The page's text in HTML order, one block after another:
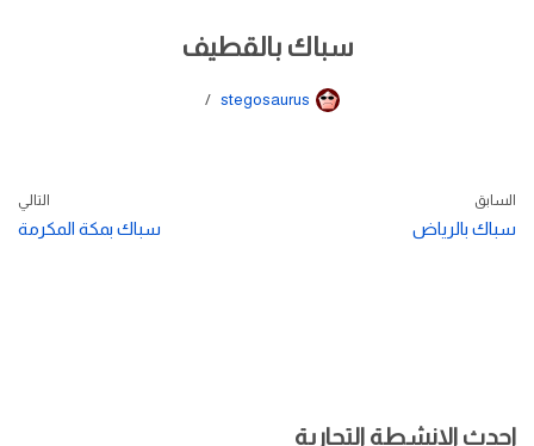
سباك بالقطيف
stegosaurus
السابق
سباك بالرياض
التالي
سباك بمكة المكرمة
احدث الانشطة التجارية